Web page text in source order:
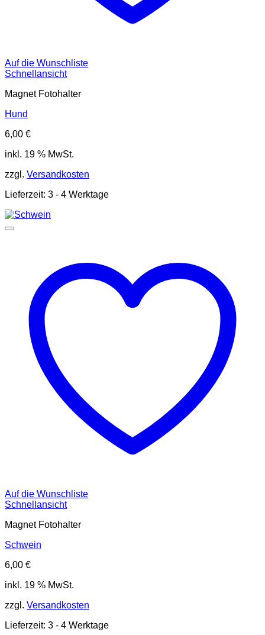
Auf die Wunschliste
Schnellansicht
Magnet Fotohalter
Hund
6,00 €
inkl. 19 % MwSt.
zzgl. Versandkosten
Lieferzeit: 3 - 4 Werktage
Auf die Wunschliste
Schnellansicht
Magnet Fotohalter
Schwein
6,00 €
inkl. 19 % MwSt.
zzgl. Versandkosten
Lieferzeit: 3 - 4 Werktage